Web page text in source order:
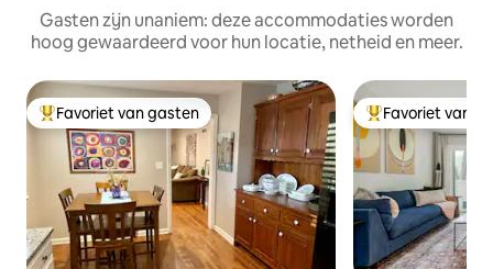
Gasten zijn unaniem: deze accommodaties worden
hoog gewaardeerd voor hun locatie, netheid en meer.
Topfavoriet van gasten
Favoriet van gasten Topfavoriet van
Favoriet van